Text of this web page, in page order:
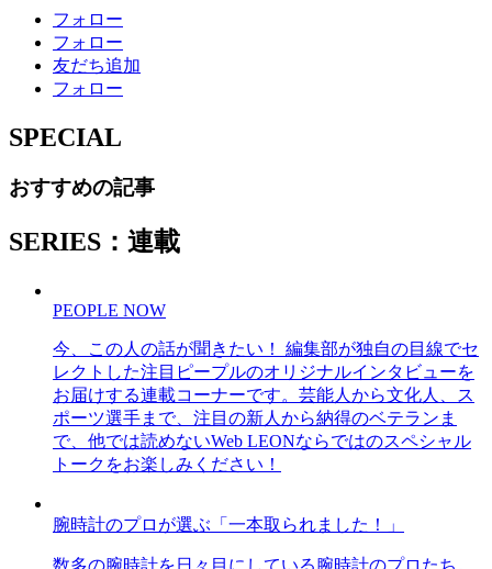
フォロー
フォロー
友だち追加
フォロー
SPECIAL
おすすめの記事
SERIES：連載
PEOPLE NOW
今、この人の話が聞きたい！ 編集部が独自の目線でセ
レクトした注目ピープルのオリジナルインタビューを
お届けする連載コーナーです。芸能人から文化人、ス
ポーツ選手まで、注目の新人から納得のベテランま
で、他では読めないWeb LEONならではのスペシャル
トークをお楽しみください！
腕時計のプロが選ぶ「一本取られました！」